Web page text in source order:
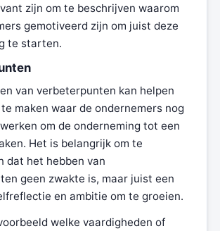
zijn om te beschrijven waarom
gemotiveerd zijn om juist deze
te starten.
van verbeterpunten kan helpen
maken waar de ondernemers nog
om de onderneming tot een
Het is belangrijk om te
dat het hebben van
geen zwakte is, maar juist een
en ambitie om te groeien.
welke vaardigheden of